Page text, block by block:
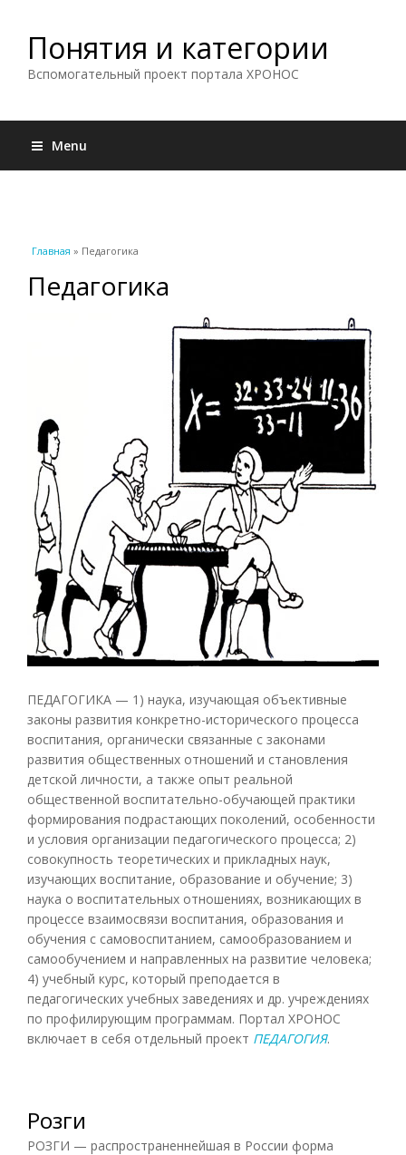
Понятия и категории
Вспомогательный проект портала ХРОНОС
Menu
Вы здесь
Главная » Педагогика
Педагогика
ПЕДАГОГИКА — 1) наука, изучающая объективные
законы развития конкретно-исторического процесса
воспитания, органически связанные с законами
развития общественных отношений и становления
детской личности, а также опыт реальной
общественной воспитательно-обучающей практики
формирования подрастающих поколений, особенности
и условия организации педагогического процесса; 2)
совокупность теоретических и прикладных наук,
изучающих воспитание, образование и обучение; 3)
наука о воспитательных отношениях, возникающих в
процессе взаимосвязи воспитания, образования и
обучения с самовоспитанием, самообразованием и
самообучением и направленных на развитие человека;
4) учебный курс, который преподается в
педагогических учебных заведениях и др. учреждениях
по профилирующим программам. Портал ХРОНОС
включает в себя отдельный проект ПЕДАГОГИЯ.
Розги
РОЗГИ — распространеннейшая в России форма